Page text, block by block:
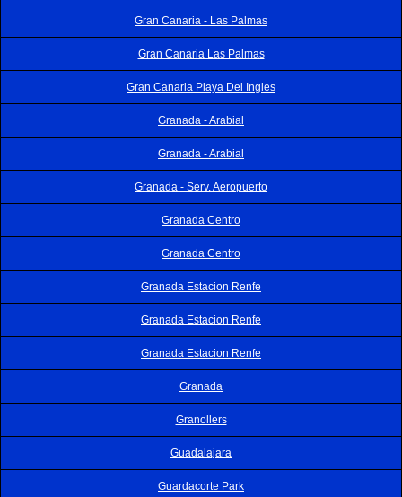
Gran Canaria - Las Palmas
Gran Canaria Las Palmas
Gran Canaria Playa Del Ingles
Granada - Arabial
Granada - Arabial
Granada - Serv. Aeropuerto
Granada Centro
Granada Centro
Granada Estacion Renfe
Granada Estacion Renfe
Granada Estacion Renfe
Granada
Granollers
Guadalajara
Guardacorte Park